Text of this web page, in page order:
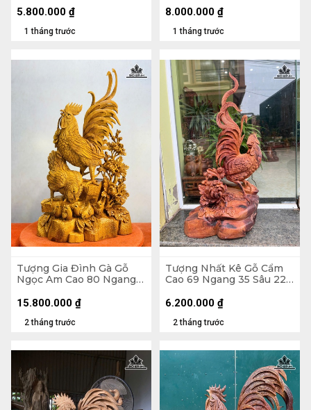
1 tháng trước
5.800.000 ₫
1 tháng trước
8.000.000 ₫
Tượng Gia Đình Gà Gỗ
Ngọc Am Cao 80 Ngang
2 tháng trước
15.800.000 ₫
Tượng Nhất Kê Gỗ Cẩm
Cao 69 Ngang 35 Sâu 22
2 tháng trước
6.200.000 ₫